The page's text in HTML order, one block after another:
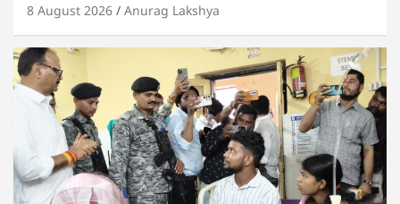
8 August 2026 Anurag Lakshya